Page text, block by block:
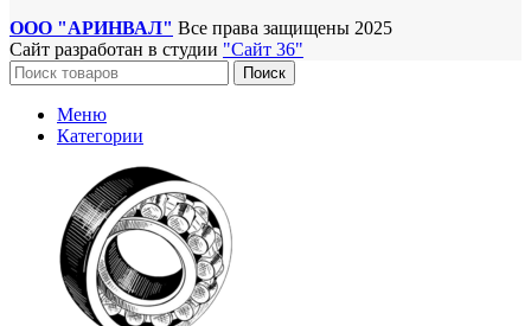
ООО "АРИНВАЛ" Все права защищены 2025
Сайт разработан в студии "Сайт 36"
Поиск
Меню
Категории